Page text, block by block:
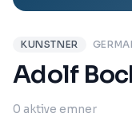
KUNSTNER
Adolf
0 aktive emner